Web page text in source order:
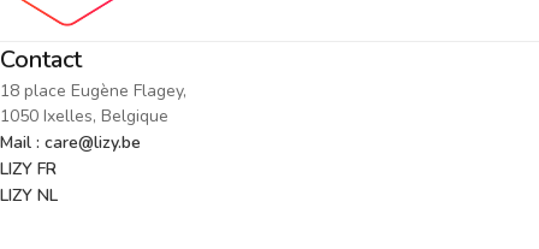
Contact
18 place Eugène Flagey,
1050 Ixelles, Belgique
Mail : care@lizy.be
LIZY FR
LIZY NL